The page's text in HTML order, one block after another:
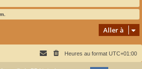
Aller à
Heures au format UTC+01:00